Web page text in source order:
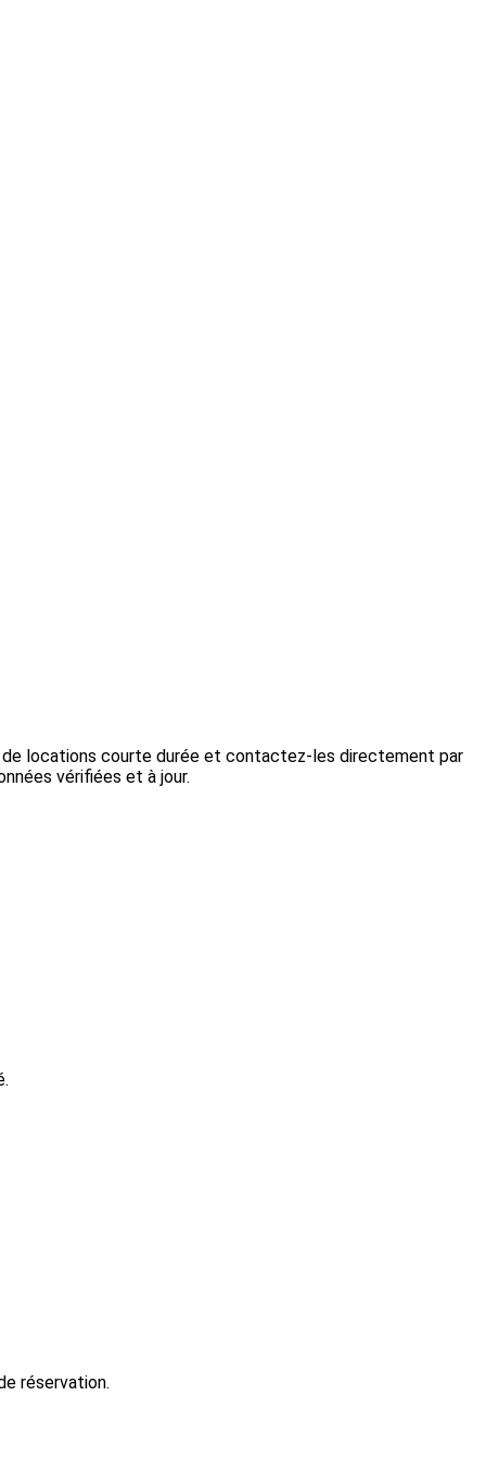
de locations courte durée et contactez-les directement par
vérifiées et à jour.
réservation.